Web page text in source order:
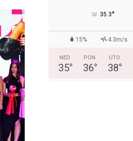
35.3°
15% 4.3m/s
NED
35°
PON
36°
UTO
38°